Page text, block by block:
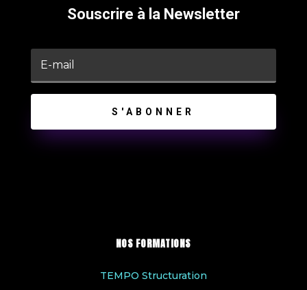
Souscrire à la Newsletter
S'ABONNER
NOS FORMATIONS
TEMPO Structuration